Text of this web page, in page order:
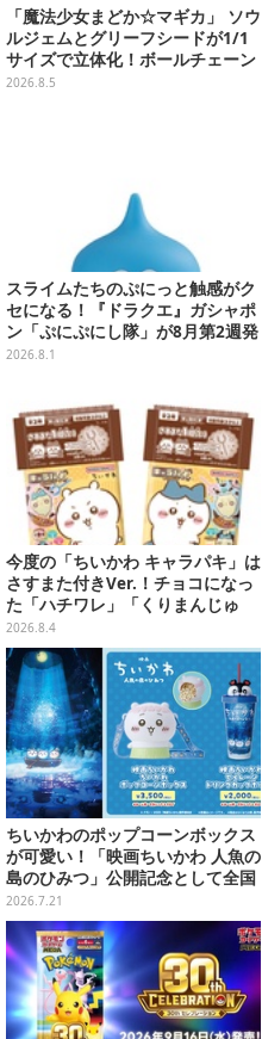
「魔法少女まどか☆マギカ」 ソウ
ルジェムとグリーフシードが1/1
サイズで立体化！ボールチェーン
を外せばフィギュアとして飾れる
2026.8.5
スライムたちのぷにっと触感がク
セになる！『ドラクエ』ガシャポ
ン「ぷにぷにし隊」が8月第2週発
売―全4種ではぐれメタルは固め
2026.8.1
今度の「ちいかわ キャラパキ」は
さすまた付きVer.！チョコになっ
た「ハチワレ」「くりまんじゅ
う」たちも可愛い全8種
2026.8.4
ちいかわのポップコーンボックス
が可愛い！「映画ちいかわ 人魚の
島のひみつ」公開記念として全国
劇場で販売決定、セイレーンドリ
ンクカップホルダーも
2026.7.21